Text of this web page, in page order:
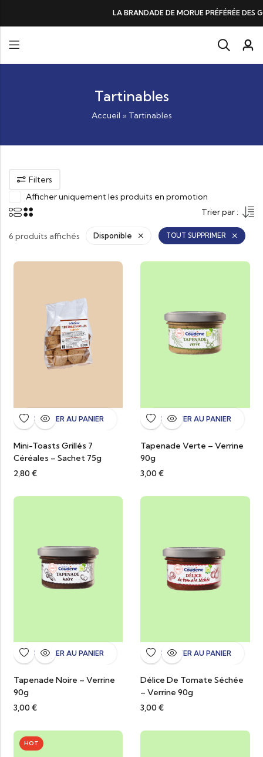
LA BRANDADE DE MORUE PRÉFÉRÉE DES GOURMANDS, N°1
Tartinables
Accueil » Tartinables
Filters
Afficher uniquement les produits en promotion
Trier par :
6 produits affichés Disponible TOUT SUPPRIMER
AJOUTER AU PANIER
Mini-Toasts Grillés 7
Céréales – Sachet 75g
2,80 €
AJOUTER AU PANIER
Tapenade Verte – Verrine
90g
3,00 €
AJOUTER AU PANIER
Tapenade Noire – Verrine
90g
3,00 €
AJOUTER AU PANIER
Délice De Tomate Séchée
– Verrine 90g
3,00 €
HOT